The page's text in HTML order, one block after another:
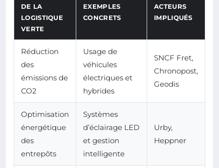
DE LA
LOGISTIQUE
VERTE
EXEMPLES
CONCRETS
ACTEURS
IMPLIQUÉS
Réduction
des
émissions de
CO2
Usage de
véhicules
électriques et
hybrides
SNCF Fret,
Chronopost,
Geodis
Optimisation
énergétique
des
entrepôts
Systèmes
d’éclairage LED
et gestion
intelligente
Urby,
Heppner